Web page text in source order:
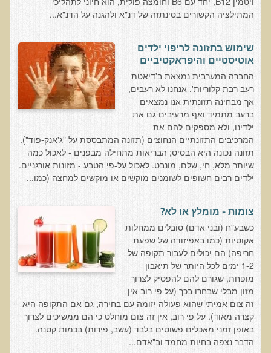
חקר יוחסין חוצה דורות MTTG
EMDR BSP MTTG
הארגון הישראלי לרפואת שיניים פונקציונאלית
תסמונת הנוירון הוקסי
מחקרים וספרות מדעית
רפואת שיניים ללא כספית ואמלגם
גולשים ממליצים
צור קשר
סדנאות מעמיקות להסמכה
טיהור רעלים
שאלות ותשובות מסדנת טיהור רעלים
רכישת סדנת טיהור רעלים
תגובות ממשתתפי סדנת טיהור רעלים
סודות העיכול
שאלות ותשובות מסדנת סודות העיכול
המתילציה הקשורים בסינתזה של דנ"א ולהגנה על הדנ"א...
שימוש בתזונה לריפוי ילדים
אוטיסטיים והיפראקטיביים
החברה המערבית נמצאת ב'דיאטת
רעב רבת קלוריות'. אנחנו לא רעבים,
אך מבחינה תזונתית אנו נמצאים
ברעב מתמיד ואף מרעיבים גם את
ילדינו, ולא מספקים להם את
המרכיבים התזונתיים הנחוצים (תזונה המתבססת על "ג'אנק-פוד").
תזונה נכונה היא הבסיס; הבריאות מתחילה מבפנים - לאכול כמה
שיותר מלא, חי, שלם, מונבט. לאכול על-פי הטבע - מזונות אורגניים.
ילדים רבים חשופים לשומנים מוקשים או מוקשים למחצה (כמו...
צומות - מומלץ או לא?
כשבע"ח (ובני אדם) סובלים ממחלות
אקוטיות (כמו באפיזודה של שפעת
חריפה) הם יכולים לעבור תקופה של
1-2 ימים לכל היותר של תיאבון
מופחת, שגורם להם להפסיק לצרוך
מזון מבלי שבחרו בכך (על פי רוב אין
זה צום אמיתי שהוא פעולה יזומה עם בחירה, גם אם התקופה היא
קצרה מאוד). על פי רוב, אין זה צום מוחלט כי הם ממשיכים לצרוך
באופן זמני מאכלים פשוטים בלבד (עשב, פירות) בכמות קטנה.
הדבר נצפה בחיות מחמד וב"אדם...